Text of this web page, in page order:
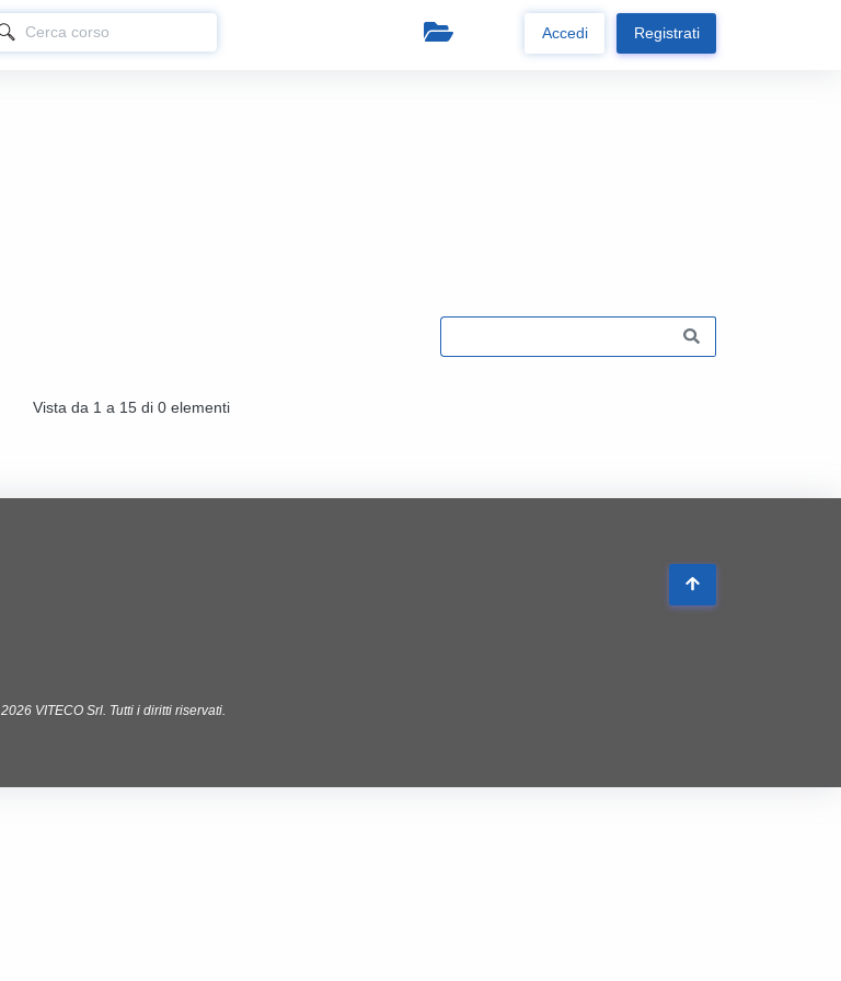
Accedi Registrati
Vista da 1 a 15 di 0 elementi
2026 VITECO Srl. Tutti i diritti riservati.